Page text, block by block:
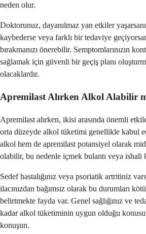
neden olur.
Doktorunuz, dayanılmaz yan etkiler
kaybederse veya farklı bir tedaviye
bırakmanızı önerebilir. Semptomlarınızın
sağlamak için güvenli bir geçiş planı
olacaklardır.
Apremilast Alırken Alkol Alabilir
Apremilast alırken, ikisi arasında önemli
orta düzeyde alkol tüketimi genellikle kabul
alkol hem de apremilast potansiyel olarak
olabilir, bu nedenle içmek bulantı veya ishali
Sedef hastalığınız veya psoriatik artritiniz
ilacınızdan bağımsız olarak bu durumları
belirtmekte fayda var. Genel sağlığınız ve
kadar alkol tüketiminin uygun olduğu
konuşun.